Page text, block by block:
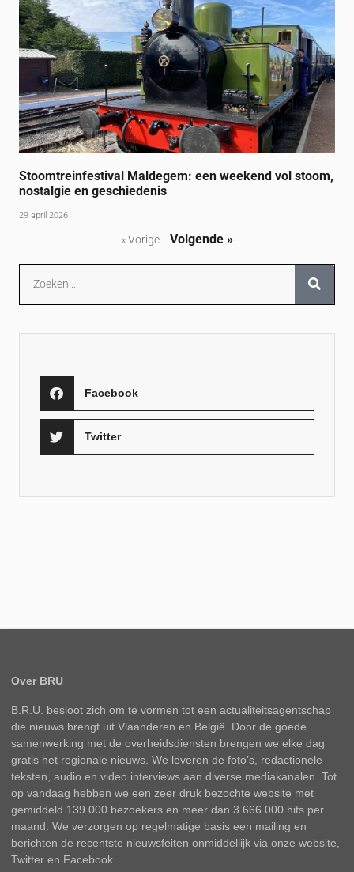
Stoomtreinfestival Maldegem: een weekend vol stoom,
nostalgie en geschiedenis
29 april 2026
« Vorige Volgende »
Facebook
Twitter
Over BRU
B.R.U. besloot zich om te vormen tot een actualiteitsagentschap
die nieuws brengt uit Vlaanderen en België. Door de goede
samenwerking met de overheidsdiensten brengen we elke dag
gratis het regionale nieuws. We leveren de foto’s, redactionele
teksten, audio en video interviews aan diverse mediakanalen. Tot
op vandaag hebben we een zeer druk bezochte website met
gemiddeld 139.000 bezoekers en meer dan 3.666.000 hits per
maand. We verzorgen op regelmatige basis een mailing en
berichten de recentste nieuwsfeiten onmiddellijk via onze website,
Twitter en Facebook